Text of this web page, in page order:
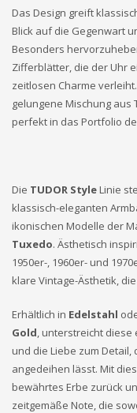
Das Design greift
Blick auf die Gegenwart
Besonders
Zifferblätter, die der Uhr
zeitlosen Charme
gelungene Mischung
perfekt in das Portfolio
Die TUDOR StyleLinie
klassisch-eleganten
ikonischen Modelle der
Tuxedo. Ästhetisch
1950er-, 1960er- und
klare Vintage-Ästhetik,
Erhältlich in Edelstahl
Gold , unterstreicht
und die Liebe zum Detail,
angedeihen lässt. Mit
bewährtes Erbe zurück
zeitgemäße Note, die